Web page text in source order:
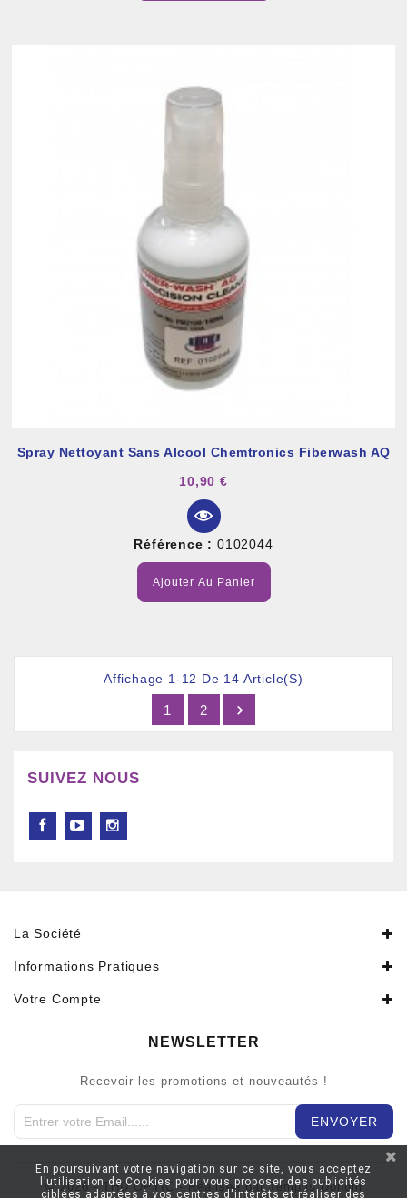
Spray Nettoyant Sans Alcool Chemtronics Fiberwash AQ
10,90 €
Référence : 0102044
Ajouter Au Panier
Affichage 1-12 De 14 Article(s)
1 2 
SUIVEZ NOUS
La Société
Informations Pratiques
Votre Compte
NEWSLETTER
Recevoir les promotions et nouveautés !
© 2026 - THD OPTIC - Réaliseé par Tempus Donum
En poursuivant votre navigation sur ce site, vous acceptez
l'utilisation de Cookies pour vous proposer des publicités
ciblées adaptées à vos centres d'intérêts et réaliser des